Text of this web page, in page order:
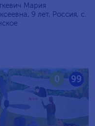
Мария
9 лет, Россия, c.
99
0